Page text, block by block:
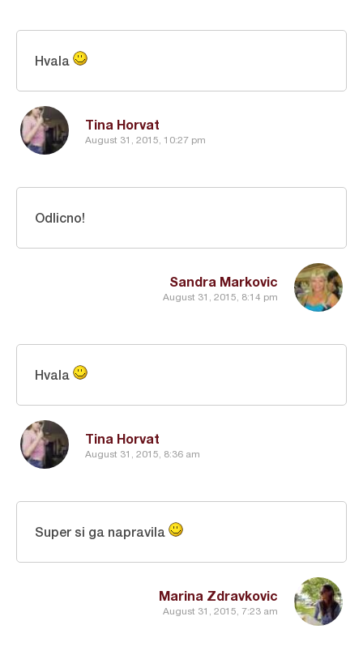
Tina Horvat
August 31, 2015, 10:27 pm
Hvala
Sandra Markovic
August 31, 2015, 8:14 pm
Odlicno!
Tina Horvat
August 31, 2015, 8:36 am
Hvala
Marina Zdravkovic
August 31, 2015, 7:23 am
Super si ga napravila